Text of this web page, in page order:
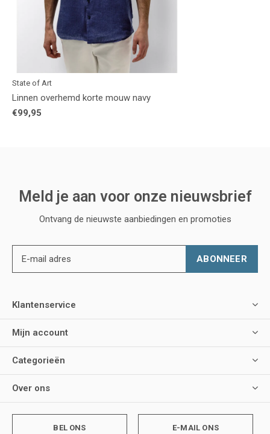
State of Art
Linnen overhemd korte mouw navy
€99,95
Meld je aan voor onze nieuwsbrief
Ontvang de nieuwste aanbiedingen en promoties
ABONNEER
Klantenservice
Mijn account
Categorieën
Over ons
BEL ONS E-MAIL ONS